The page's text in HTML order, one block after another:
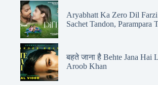
Aryabhatt Ka Zero Dil
Sachet Tandon, Parampara
बहते जाना है Behte Jana Hai
Aroob Khan